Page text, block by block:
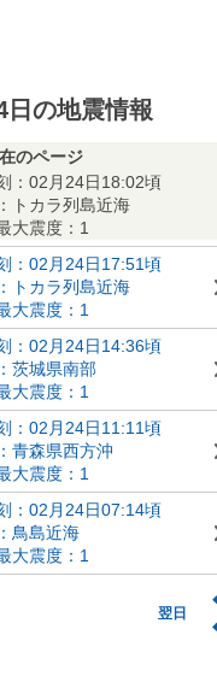
日の地震情報
のページ
：02月24日18:02頃
トカラ列島近海
大震度：1
：02月24日17:51頃
トカラ列島近海
大震度：1
：02月24日14:36頃
茨城県南部
大震度：1
：02月24日11:11頃
青森県西方沖
大震度：1
：02月24日07:14頃
鳥島近海
大震度：1
翌日